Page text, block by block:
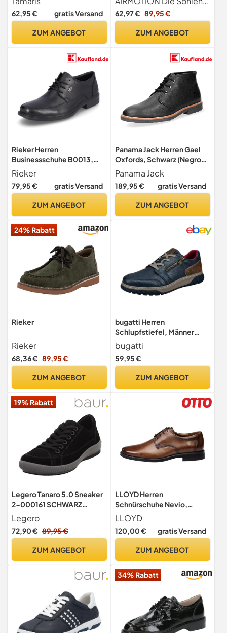
tt,schnürschuhe,schnürer,P
lateausohle,Halbschuhe,Sp
EU
62,95 € gratis Versand
ZUM ANGEBOT
Nappa), 42 EU
62,97 € 89,95 €
ZUM ANGEBOT
Rieker Herren
Businessschuhe B0013,
Männer Schnürschuhe,
wasserabweisend,
riekerTEX,lace-up
he,schwarz (00),44 EU / 9.5
Rieker
79,95 € gratis Versand
ZUM ANGEBOT
Panama Jack Herren Gael
Oxfords, Schwarz (Negro
C10),Schwarz Negro
C10,42 EU
Panama Jack
189,95 € gratis Versand
ZUM ANGEBOT
24% Rabatt
Rieker
Rieker
68,36 € 89,95 €
ZUM ANGEBOT
bugatti Herren
Schlupfstiefel, Männer
Stiefel
Kaltfutter,schnürschuhe,sc
hnürer,Businessschuhe,Anz
Blue (4100),42 EU/EU UK
bugatti
59,95 €
ZUM ANGEBOT
19% Rabatt
Legero Tanaro 5.0 Sneaker
2-000161 SCHWARZ
(SCHWARZ) 0200 38 EU
Damen
Legero
72,90 € 89,95 €
ZUM ANGEBOT
LLOYD Herren
Schnürschuhe Nevio,
Männer
Businessschuhe,Schnuerer,
straßenschuhe,Strassensc
w-tie,Derby, Noce, 44 EU /
LLOYD
120,00 € gratis Versand
ZUM ANGEBOT
34% Rabatt